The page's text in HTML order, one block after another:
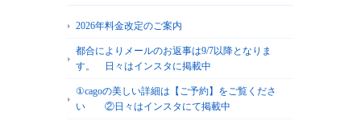
2026年料金改定のご案内
都合によりメールのお返事は9/7以降となりま
す。 日々はインスタに掲載中
①cagoの美しい詳細は【ご予約】をご覧くださ
い ②日々はインスタにて掲載中